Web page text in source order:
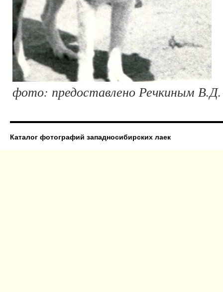
фото: предоставлено Речкиным В.Д.
Каталог фотографий западносибирских лаек